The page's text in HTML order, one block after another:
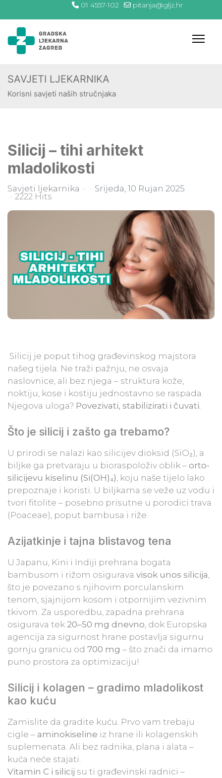
01 4557-102 pitanja@gljz.hr
SAVJETI LJEKARNIKA
Korisni savjeti naših stručnjaka
Silicij – tihi arhitekt
mladolikosti
Savjeti ljekarnika
Srijeda, 10 Rujan 2025
2222 Hits
Silicij je poput tihog građevinskog majstora
našeg tijela. Ne traži pažnju, ne osvaja
naslovnice, ali bez njega – struktura kože,
noktiju, kose i kostiju jednostavno se raspada.
Njegova uloga? Povezivati, stabilizirati i čuvati.
Što je silicij i zašto ga trebamo?
U prirodi se nalazi kao silicijev dioksid (SiO₂), a
biljke ga pretvaraju u bioraspoloživ oblik – orto-
silicijevu kiselinu (Si(OH)₄) , koju naše tijelo lako
prepoznaje i koristi. U biljkama se veže uz vodu i
tvori fitolite – posebno prisutne u porodici trava
(Poaceae), poput bambusa i riže.
Azijatkinje i tajna blistavog tena
U Japanu, Kini i Indiji prehrana bogata
bambusom i rižom osigurava visok unos silicija
što je povezano s njihovim porculanskim
tenom, sjajnijom kosom i otpornijim vezivnim
tkivom. Za usporedbu, zapadna prehrana
osigurava tek 20–50 mg dnevno , dok Europska
agencija za sigurnost hrane postavlja sigurnu
gornju granicu od 700 mg – što znači da imamo
puno prostora za optimizaciju!
Silicij i kolagen – gradimo mladolikost
kao kuću
Zamislite da gradite kuću. Prvo vam trebaju
cigle – aminokiseline iz hrane ili kolagenskih
suplemenata. Ali bez radnika, plana i alata –
kuća neće stajati.
Vitamin C i silicij su ti građevinski radnici –